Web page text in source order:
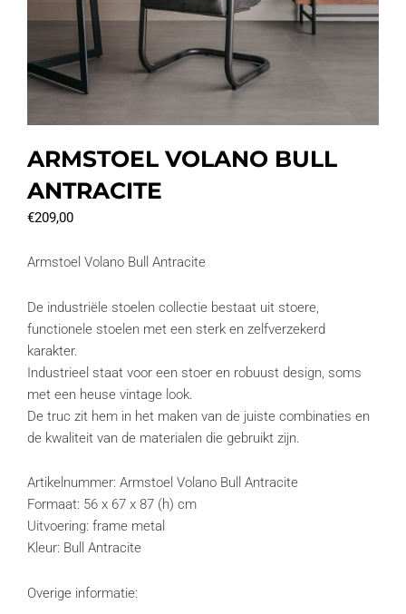
ARMSTOEL VOLANO BULL
ANTRACITE
€209,00
Armstoel Volano Bull Antracite
De industriële stoelen collectie bestaat uit stoere,
functionele stoelen met een sterk en zelfverzekerd
karakter.
Industrieel staat voor een stoer en robuust design, soms
met een heuse vintage look.
De truc zit hem in het maken van de juiste combinaties en
de kwaliteit van de materialen die gebruikt zijn.
Artikelnummer: Armstoel Volano Bull Antracite
Formaat: 56 x 67 x 87 (h) cm
Uitvoering: frame metal
Kleur: Bull Antracite
Overige informatie: